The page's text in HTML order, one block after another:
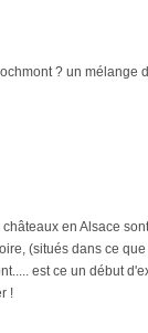
? un
en Alsace
(situés dans ce
est ce un début
!